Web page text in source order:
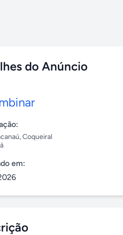
do Anúncio
,Coqueiral
em: